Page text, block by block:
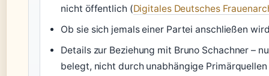
nicht öffentlich (Digitales Deutsches
Ob sie sich jemals einer Partei anschließen
Details zur Beziehung mit Bruno Schachner –
belegt, nicht durch unabhängige